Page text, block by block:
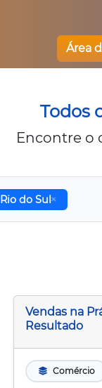
Área
Todos
Encontre o
Rio do Sul
Vendas na
Resultado
Comércio